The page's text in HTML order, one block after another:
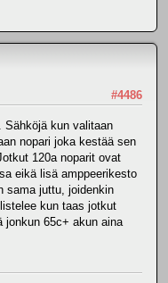
#4486
Sähköjä kun valitaan
nopari joka kestää sen
120a noparit ovat
eikä lisä amppeerikesto
sama juttu, joidenkin
kun taas jotkut
65c+ akun aina